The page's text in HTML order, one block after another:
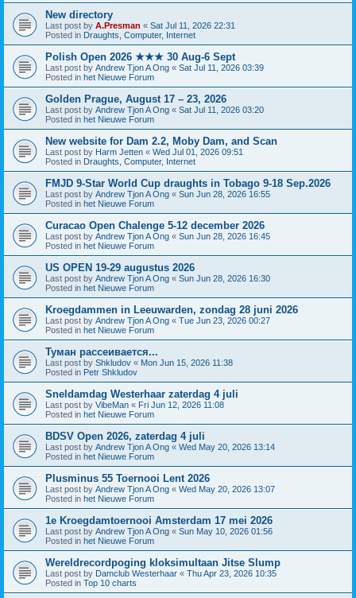
New directory
Last post by A.Presman « Sat Jul 11, 2026 22:31
Posted in Draughts, Computer, Internet
Polish Open 2026 ★★★ 30 Aug-6 Sept
Last post by Andrew Tjon A Ong « Sat Jul 11, 2026 03:39
Posted in het Nieuwe Forum
Golden Prague, August 17 – 23, 2026
Last post by Andrew Tjon A Ong « Sat Jul 11, 2026 03:20
Posted in het Nieuwe Forum
New website for Dam 2.2, Moby Dam, and Scan
Last post by Harm Jetten « Wed Jul 01, 2026 09:51
Posted in Draughts, Computer, Internet
FMJD 9-Star World Cup draughts in Tobago 9-18 Sep.2026
Last post by Andrew Tjon A Ong « Sun Jun 28, 2026 16:55
Posted in het Nieuwe Forum
Curacao Open Chalenge 5-12 december 2026
Last post by Andrew Tjon A Ong « Sun Jun 28, 2026 16:45
Posted in het Nieuwe Forum
US OPEN 19-29 augustus 2026
Last post by Andrew Tjon A Ong « Sun Jun 28, 2026 16:30
Posted in het Nieuwe Forum
Kroegdammen in Leeuwarden, zondag 28 juni 2026
Last post by Andrew Tjon A Ong « Tue Jun 23, 2026 00:27
Posted in het Nieuwe Forum
Туман рассеивается...
Last post by Shkludov « Mon Jun 15, 2026 11:38
Posted in Petr Shkludov
Sneldamdag Westerhaar zaterdag 4 juli
Last post by VibeMan « Fri Jun 12, 2026 11:08
Posted in het Nieuwe Forum
BDSV Open 2026, zaterdag 4 juli
Last post by Andrew Tjon A Ong « Wed May 20, 2026 13:14
Posted in het Nieuwe Forum
Plusminus 55 Toernooi Lent 2026
Last post by Andrew Tjon A Ong « Wed May 20, 2026 13:07
Posted in het Nieuwe Forum
1e Kroegdamtoernooi Amsterdam 17 mei 2026
Last post by Andrew Tjon A Ong « Sun May 10, 2026 01:56
Posted in het Nieuwe Forum
Wereldrecordpoging kloksimultaan Jitse Slump
Last post by Damclub Westerhaar « Thu Apr 23, 2026 10:35
Posted in Top 10 charts